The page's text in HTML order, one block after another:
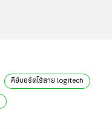
คีย์บอร์ดไร้สาย logitech